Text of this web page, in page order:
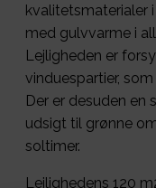
kvalitetsmaterialer
med gulvvarme i
Lejligheden er
vinduespartier,
Der er desuden
udsigt til grønne
soltimer.
Lejlighedens 120